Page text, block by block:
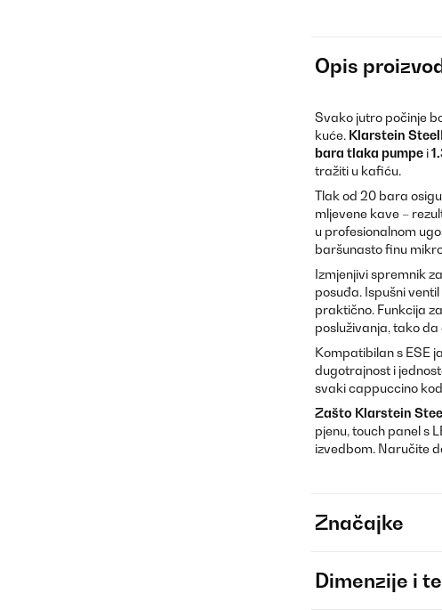
Opis
Svako jutro počinje
kuće. Klarstein
bara tlaka pumpe i
tražiti u kafiću.
Tlak od 20 bara
mljevene kave –
u profesionalnom
baršunasto finu
Izmjenjivi spremnik
posuđa. Ispušni
praktično. Funkcija
posluživanja, tako
Kompatibilan s ESE
dugotrajnost i
svaki cappuccino
Zašto Klarstein
pjenu, touch panel s
izvedbom. Naručite
Značajke
Dimenzije i